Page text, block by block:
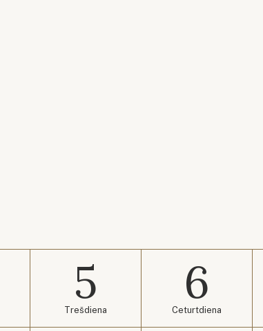
5
Trešdiena 6
Ceturtdiena